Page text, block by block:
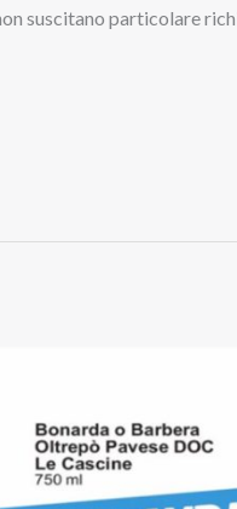
suscitano particolare